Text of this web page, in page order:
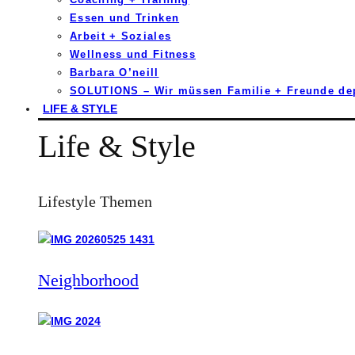
Essen und Trinken
Arbeit + Soziales
Wellness und Fitness
Barbara O’neill
SOLUTIONS – Wir müssen Familie + Freunde
LIFE & STYLE
Life & Style
Lifestyle Themen
Neighborhood